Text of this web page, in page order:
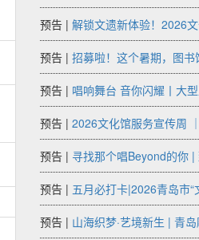
预告 | 解锁文遗新体验！2026
预告 | 招募啦！这个暑期，图书
预告 | 唱响舞台 音你闪耀丨大
预告 | 2026文化馆服务宣传周
预告 | 寻找那个唱Beyond的你
预告 | 五月必打卡|2026青岛市“
预告 | 山海织梦·艺境新生 | 青